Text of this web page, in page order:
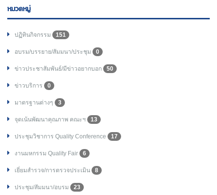
หมวดหมู่
ปฏิทินกิจกรรม 151
อบรม/บรรยาย/สัมมนา/ประชุม 0
ข่าวประชาสัมพันธ์/มีข่าวอยากบอก 50
ข่าวบริการ 0
มาตรฐานต่างๆ 3
จุดเน้นพัฒนาคุณภาพ คณะฯ 13
ประชุมวิชาการ Quality Conference 17
งานมหกรรม Quality Fair 6
เยี่ยมสำรวจ/การตรวจประเมิน 8
ประชุม/สัมมนา/อบรม 23